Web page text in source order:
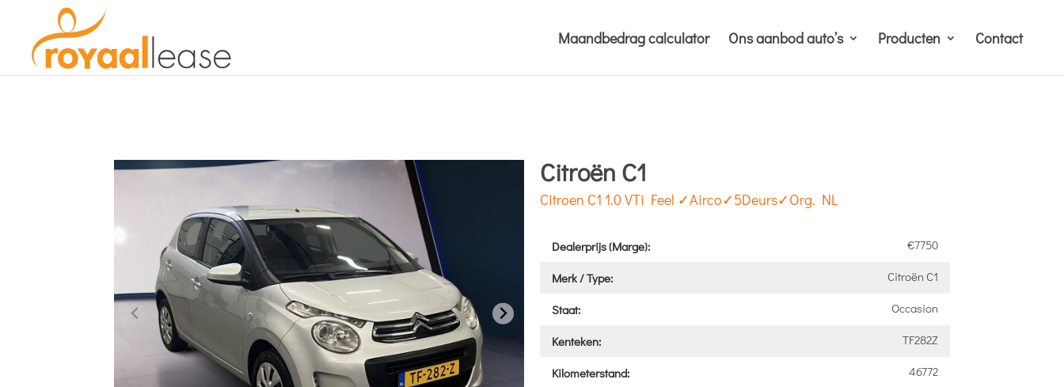
Maandbedrag calculator Ons aanbod auto’s Producten Contact
Citroën C1
Citroen C1 1.0 VTi Feel ✓Airco✓5Deurs✓Org. NL
Dealerprijs (Marge): €7750
Merk / Type: Citroën C1
Staat: Occasion
Kenteken: TF282Z
Kilometerstand: 46772